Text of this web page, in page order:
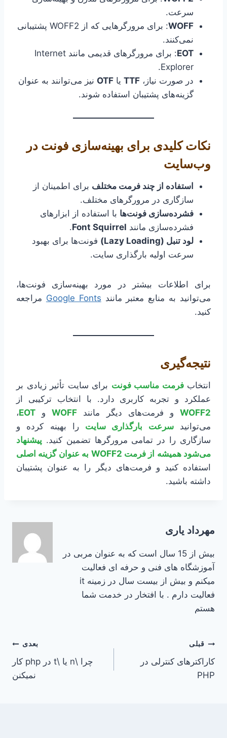
سرعت.
WOFF
: برای مرورگرهایی که از WOFF2 پشتیبانی
نمی‌کنند.
EOT
: برای مرورگرهای قدیمی مانند Internet
Explorer.
در صورت نیاز، TTF یا OTF نیز می‌توانند به عنوان
گزینه‌های پشتیبان استفاده شوند.
نکات کلیدی برای بهینه‌سازی فونت در
وب‌سایت
استفاده از چند فرمت مختلف برای اطمینان از
سازگاری در مرورگرهای مختلف.
فشرده‌سازی فونت‌ها با استفاده از ابزارهای
فشرده‌سازی مانند Font Squirrel
.
لود تنبل (Lazy Loading)
فونت‌ها برای بهبود
سرعت اولیه بارگذاری سایت.
برای اطلاعات بیشتر در مورد بهینه‌سازی فونت‌ها،
می‌توانید به منابع معتبر مانند Google Fonts مراجعه
کنید.
نتیجه‌گیری
انتخابفرمت مناسب فونت برای سایت تأثیر زیادی بر
عملکرد و تجربه کاربری دارد. با انتخاب ترکیبی از
WOFF2و فرمت‌های دیگر مانند WOFFو EOT،
می‌توانیدسرعت بارگذاری سایت را بهینه کرده و
سازگاری را در تمامی مرورگرها تضمین کنید. پیشنهاد
می‌شود همیشه از فرمت WOFF2 به عنوان گزینه اصلی
استفاده کنید و فرمت‌های دیگر را به عنوان پشتیبان
داشته باشید.
مهرداد یاری
بیش از 15 سال است که به عنوان مربی در
آموزشگاه های فنی و حرفه ای فعالیت
میکنم و بیش از بیست سال در زمینه it
فعالیت دارم . با افتخار در خدمت شما
هستم
راهبری
نوشته
قبلی
کاراکترهای کنترلی در
PHP
بعدی
چرا \n یا \t در php کار
نمیکنن